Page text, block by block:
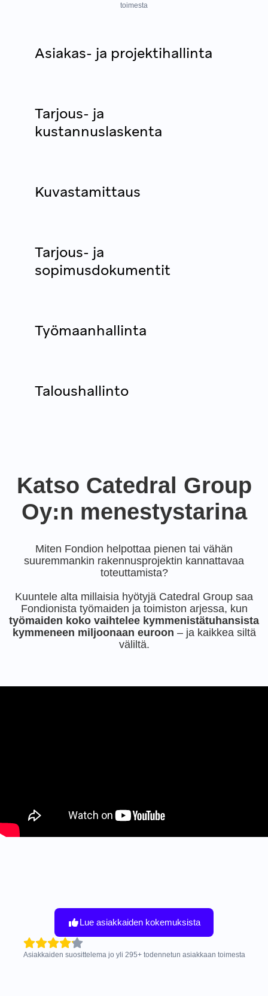
toimesta
Asiakas- ja projektihallinta
Tarjous- ja
kustannuslaskenta
Kuvastamittaus
Tarjous- ja
sopimusdokumentit
Työmaanhallinta
Taloushallinto
Katso Catedral Group
Oy:n menestystarina
Miten Fondion helpottaa pienen tai vähän
suuremmankin rakennusprojektin kannattavaa
toteuttamista?
Kuuntele alta millaisia hyötyjä Catedral Group saa
Fondionista työmaiden ja toimiston arjessa, kun
työmaiden koko vaihtelee kymmenistätuhansista
kymmeneen miljoonaan euroon – ja kaikkea siltä
väliltä.
Lue asiakkaiden kokemuksista
Asiakkaiden suosittelema jo yli 295+ todennetun asiakkaan toimesta